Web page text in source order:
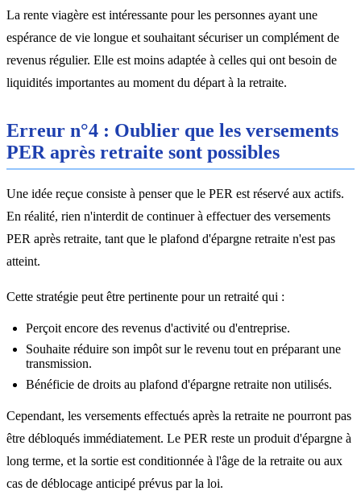
La rente viagère est intéressante pour les personnes ayant une
espérance de vie longue et souhaitant sécuriser un complément de
revenus régulier. Elle est moins adaptée à celles qui ont besoin de
liquidités importantes au moment du départ à la retraite.
Erreur n°4 : Oublier que les versements
PER après retraite sont possibles
Une idée reçue consiste à penser que le PER est réservé aux actifs.
En réalité, rien n'interdit de continuer à effectuer des versements
PER après retraite, tant que le plafond d'épargne retraite n'est pas
atteint.
Cette stratégie peut être pertinente pour un retraité qui :
Perçoit encore des revenus d'activité ou d'entreprise.
Souhaite réduire son impôt sur le revenu tout en préparant une
transmission.
Bénéficie de droits au plafond d'épargne retraite non utilisés.
Cependant, les versements effectués après la retraite ne pourront pas
être débloqués immédiatement. Le PER reste un produit d'épargne à
long terme, et la sortie est conditionnée à l'âge de la retraite ou aux
cas de déblocage anticipé prévus par la loi.